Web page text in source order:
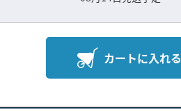
カートに入れる